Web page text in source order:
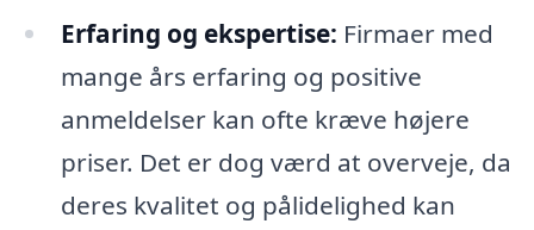
Erfaring og ekspertise: Firmaer med
mange års erfaring og positive
anmeldelser kan ofte kræve højere
priser. Det er dog værd at overveje, da
deres kvalitet og pålidelighed kan